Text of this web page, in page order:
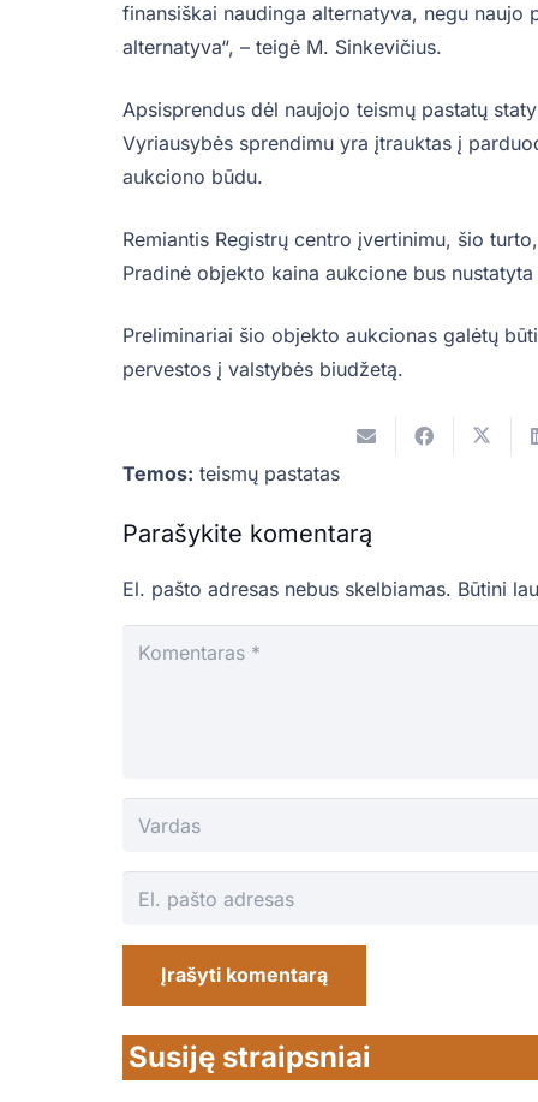
finansiškai naudinga alternatyva, negu
alternatyva“, – teigė M. Sinkevičius.
Apsisprendus dėl naujojo teismų pastatų
Vyriausybės sprendimu yra įtrauktas į
aukciono būdu.
Remiantis Registrų centro įvertinimu, šio
Pradinė objekto kaina aukcione bus
Preliminariai šio objekto aukcionas galėtų
pervestos į valstybės biudžetą.
Temos: teismų pastatas
Parašykite komentarą
El. pašto adresas nebus skelbiamas. Būtini
Įrašyti komentarą
Susiję straipsniai